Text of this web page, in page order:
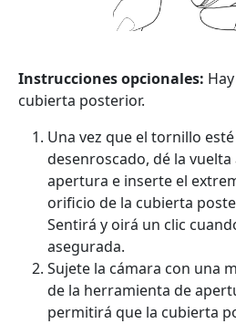
Instrucciones opcionales:
cubierta posterior.
Una vez que el tornillo
desenroscado, dé la
apertura e inserte el
orificio de la cubierta
Sentirá y oirá un clic
asegurada.
Sujete la cámara con una
de la herramienta de
permitirá que la cubierta